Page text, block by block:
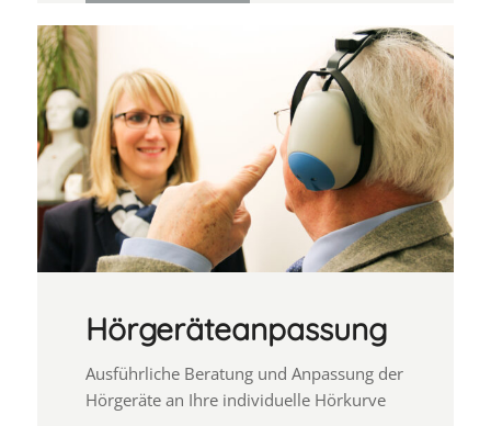
Hörgeräteanpassung
Ausführliche Beratung und Anpassung der
Hörgeräte an Ihre individuelle Hörkurve